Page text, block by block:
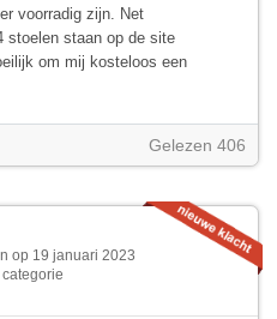
voorradig zijn. Net
stoelen staan op de site
om mij kosteloos een
Gelezen 406
op 19 januari 2023